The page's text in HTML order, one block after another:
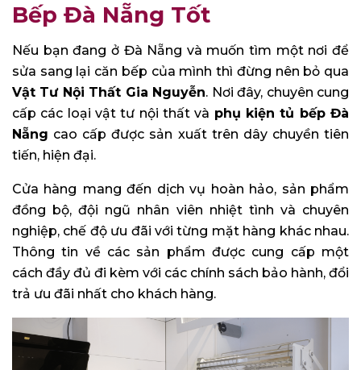
Bếp Đà Nẵng Tốt
Nếu bạn đang ở Đà Nẵng và muốn tìm một nơi để
sửa sang lại căn bếp của mình thì đừng nên bỏ qua
Vật Tư Nội Thất Gia Nguyễn. Nơi đây, chuyên cung
cấp các loại vật tư nội thất và phụ kiện tủ bếp Đà
Nẵng cao cấp được sản xuất trên dây chuyền tiên
tiến, hiện đại.
Cửa hàng mang đến dịch vụ hoàn hảo, sản phẩm
đồng bộ, đội ngũ nhân viên nhiệt tình và chuyên
nghiệp, chế độ ưu đãi với từng mặt hàng khác nhau.
Thông tin về các sản phẩm được cung cấp một
cách đầy đủ đi kèm với các chính sách bảo hành, đổi
trả ưu đãi nhất cho khách hàng.